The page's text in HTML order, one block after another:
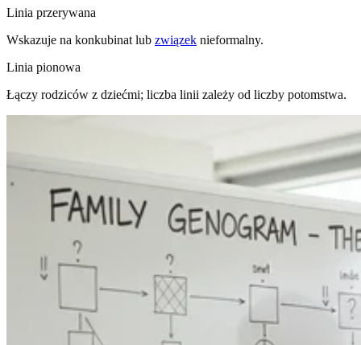
Linia przerywana
Wskazuje na konkubinat lub związek nieformalny.
Linia pionowa
Łączy rodziców z dziećmi; liczba linii zależy od liczby potomstwa.